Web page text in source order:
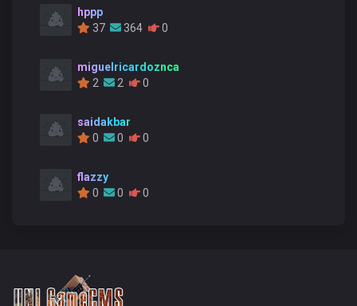
hppp
37
364 0
miguelricardoznca
2
2 0
saidakbar
0
0 0
flazzy
0
0 0